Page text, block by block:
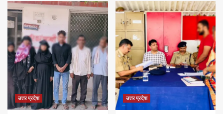
उत्तर प्रदेश उत्तर प्रदेश